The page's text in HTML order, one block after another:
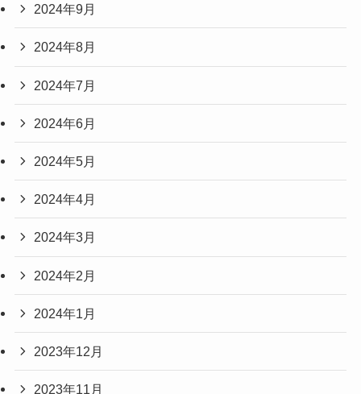
2024年9月
2024年8月
2024年7月
2024年6月
2024年5月
2024年4月
2024年3月
2024年2月
2024年1月
2023年12月
2023年11月